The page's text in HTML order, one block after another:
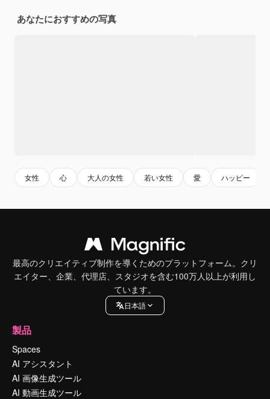
あなたにおすすめの写真
女性 心 大人の女性 若い女性 愛 ハッピー
最高のクリエイティブ制作を導くためのプラットフォーム。クリ
エイター、企業、代理店、スタジオを含む100万人以上が利用し
ています。
日本語
製品
Spaces
AI アシスタント
AI 画像生成ツール
AI 動画生成ツール